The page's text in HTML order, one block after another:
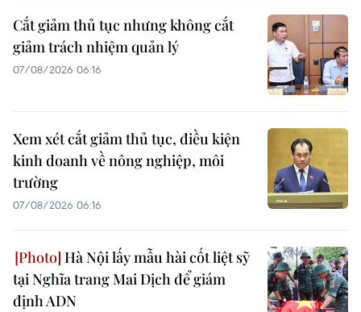
Cắt giảm thủ tục nhưng không cắt
giảm trách nhiệm quản lý
07/08/2026 06:16
Xem xét cắt giảm thủ tục, điều kiện
kinh doanh về nông nghiệp, môi
trường
07/08/2026 06:16
Hà Nội lấy mẫu hài cốt liệt sỹ
tại Nghĩa trang Mai Dịch để giám
định ADN